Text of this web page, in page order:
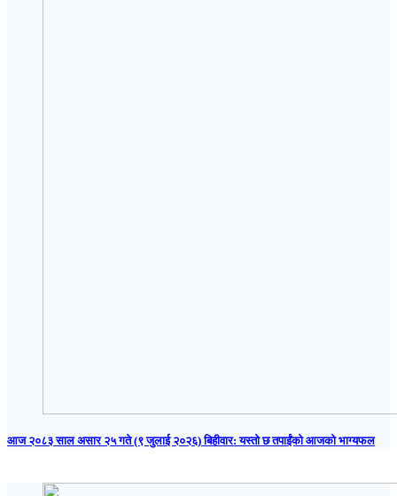
आज २०८३ साल असार २५ गते (९ जुलाई २०२६) बिहीवार: यस्तो छ तपाईंको आजको भाग्यफल